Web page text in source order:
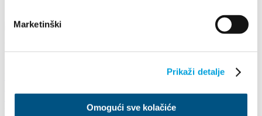
Marketinški
Prikaži detalje
Omogući sve kolačiće
+385 21 227 933